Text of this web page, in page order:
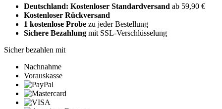
Deutschland: Kostenloser Standardversand ab 59,90 €
Kostenloser Rückversand
1 kostenlose Probe zu jeder Bestellung
Sichere Bezahlung mit SSL-Verschlüsselung
Sicher bezahlen mit
Nachnahme
Vorauskasse